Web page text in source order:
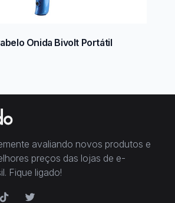
Onida Bivolt Portátil
avaliando novos produtos e
preços das lojas de e-
Fique ligado!